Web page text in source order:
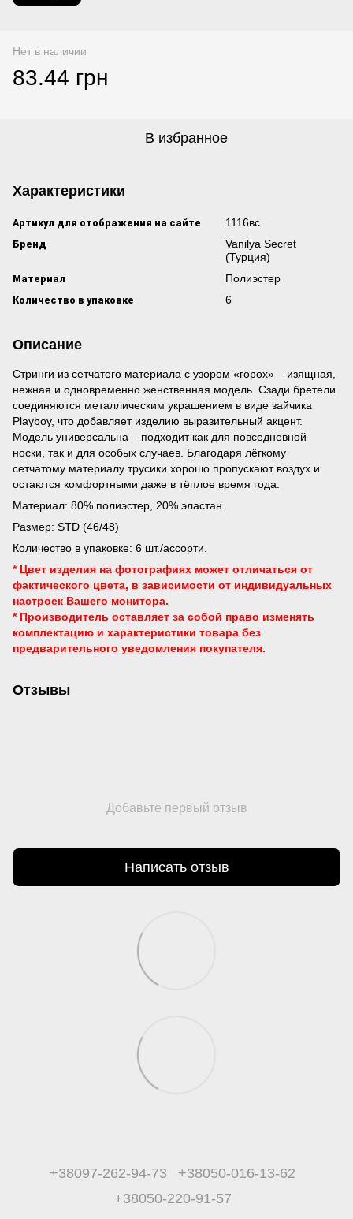
Нет в наличии
83.44 грн
В избранное
Характеристики
Артикул для отображения на сайте 1116вс
Бренд
Vanilya Secret
(Турция)
Материал Полиэстер
Количество в упаковке 6
Описание
Стринги из сетчатого материала с узором «горох» – изящная,
нежная и одновременно женственная модель. Сзади бретели
соединяются металлическим украшением в виде зайчика
Playboy, что добавляет изделию выразительный акцент.
Модель универсальна – подходит как для повседневной
носки, так и для особых случаев. Благодаря лёгкому
сетчатому материалу трусики хорошо пропускают воздух и
остаются комфортными даже в тёплое время года.
Материал: 80% полиэстер, 20% эластан.
Размер: STD (46/48)
Количество в упаковке: 6 шт./ассорти.
* Цвет изделия на фотографиях может отличаться от
фактического цвета, в зависимости от индивидуальных
настроек Вашего монитора.
* Производитель оставляет за собой право изменять
комплектацию и характеристики товара без
предварительного уведомления покупателя.
Отзывы
Добавьте первый отзыв
Написать отзыв
+38097-262-94-73
+38050-016-13-62
+38050-220-91-57